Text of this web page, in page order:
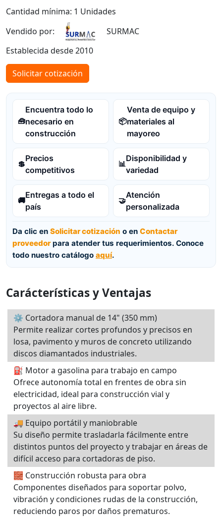
Cantidad mínima: 1 Unidades
Vendido por:
SURMAC
Establecida desde 2010
Solicitar cotización
🧰
Encuentra todo lo
necesario en
construcción
📦
Venta de equipo y
materiales al
mayoreo
💲
Precios
competitivos
📊
Disponibilidad y
variedad
🚚
Entregas a todo el
país
🤝
Atención
personalizada
Da clic en Solicitar cotización o en Contactar
proveedorpara atender tus requerimientos. Conoce
todo nuestro catálogo aquí.
Carácterísticas y Ventajas
⚙️ Cortadora manual de 14" (350 mm)
Permite realizar cortes profundos y precisos en
losa, pavimento y muros de concreto utilizando
discos diamantados industriales.
⛽ Motor a gasolina para trabajo en campo
Ofrece autonomía total en frentes de obra sin
electricidad, ideal para construcción vial y
proyectos al aire libre.
🚚 Equipo portátil y maniobrable
Su diseño permite trasladarla fácilmente entre
distintos puntos del proyecto y trabajar en áreas de
difícil acceso para cortadoras de piso.
🧱 Construcción robusta para obra
Componentes diseñados para soportar polvo,
vibración y condiciones rudas de la construcción,
reduciendo paros por daños prematuros.